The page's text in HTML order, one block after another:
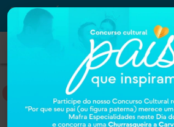
FRETE GRÁTISPARA TODO BRASIL
DE
MEDICAMENTOS
Home MEDICAMENTOS